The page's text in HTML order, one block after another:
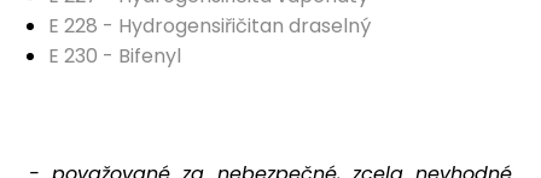
E 228 - Hydrogensiřičitan draselný
E 230 - Bifenyl